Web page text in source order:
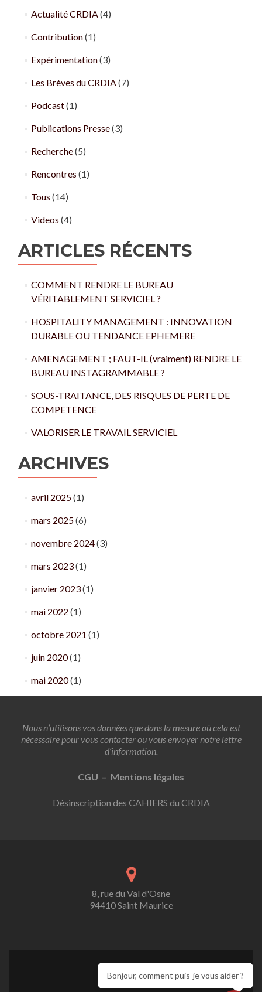
Actualité CRDIA(4)
Contribution(1)
Expérimentation(3)
Les Brèves du CRDIA(7)
Podcast(1)
Publications Presse(3)
Recherche(5)
Rencontres (1)
Tous (14)
Videos (4)
ARTICLES RÉCENTS
COMMENT RENDRE LE BUREAU
VÉRITABLEMENT SERVICIEL ?
HOSPITALITY MANAGEMENT : INNOVATION
DURABLE OU TENDANCE EPHEMERE
AMENAGEMENT ; FAUT-IL (vraiment) RENDRE LE
BUREAU INSTAGRAMMABLE ?
SOUS-TRAITANCE, DES RISQUES DE PERTE DE
COMPETENCE
VALORISER LE TRAVAIL SERVICIEL
ARCHIVES
avril 2025(1)
mars 2025(6)
novembre 2024(3)
mars 2023(1)
janvier 2023(1)
mai 2022 (1)
octobre 2021 (1)
juin 2020(1)
mai 2020(1)
Nous n’utilisons vos données que dans la mesure où cela est
nécessaire pour vous contacter ou vous envoyer notre lettre
d’information.
CGU – Mentions légales
Désinscription des CAHIERS du CRDIA
8, rue du Val d'Osne
94410 Saint Maurice
Bonjour, comment puis-je vous aider ?